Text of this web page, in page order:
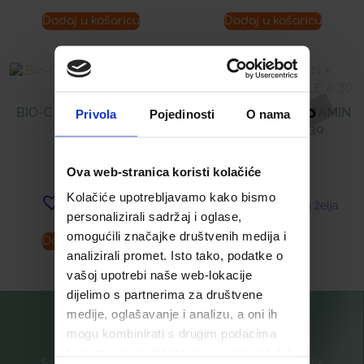
Privola Pojedinosti O nama
Ova web-stranica koristi kolačiće
Kolačiće upotrebljavamo kako bismo
personalizirali sadržaj i oglase,
omogućili značajke društvenih medija i
analizirali promet. Isto tako, podatke o
vašoj upotrebi naše web-lokacije
dijelimo s partnerima za društvene
medije, oglašavanje i analizu, a oni ih
mogu kombinirati s drugim podacima
Dodaj u košaricu Dodaj u košaricu
BIO-C 500 ® TABLETE Á
Dodaj u listu želja
Dodaj u košaricu
BETA-GLUKAN + VITAMIN
D KAPSULE Á 30
Dodaj u listu želja
Pročitaj više